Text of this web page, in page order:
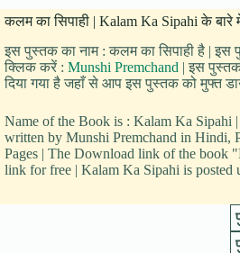
कलम का सिपाही | Kalam Ka Sipahi के बारे
इस पुस्तक का नाम : कलम का सिपाही है |
क्लिक करें : Munshi Premchand | इस
दिया गया है जहाँ से आप इस पुस्तक को मुफ्त
Name of the Book is : Kalam Ka Sipahi
written by Munshi Premchand in Hindi,
Pages | The Download link of the book
link for free | Kalam Ka Sipahi is posted